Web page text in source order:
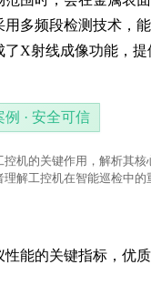
用多频段检测技术，
X射线成像功能，提
例 · 安全可信
机的关键作用，解析其核
解工控机在智能巡检中的
性能的关键指标，优